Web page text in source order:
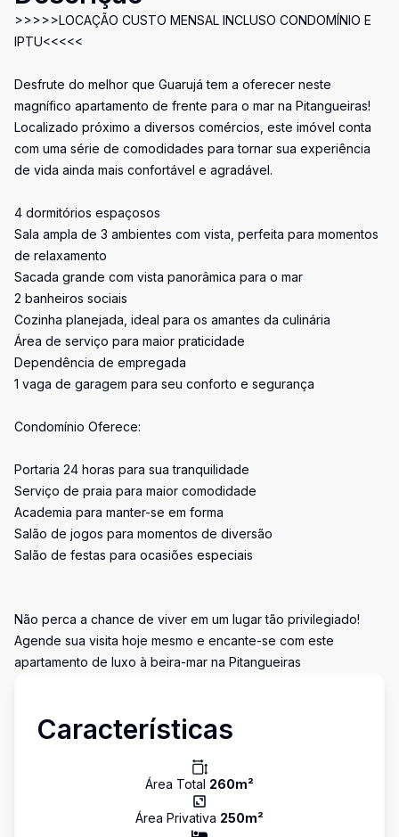
>>>>>LOCAÇÃO CUSTO MENSAL INCLUSO CONDOMÍNIO E
IPTU<<<<<
Desfrute do melhor que Guarujá tem a oferecer neste
magnífico apartamento de frente para o mar na Pitangueiras!
Localizado próximo a diversos comércios, este imóvel conta
com uma série de comodidades para tornar sua experiência
de vida ainda mais confortável e agradável.
4 dormitórios espaçosos
Sala ampla de 3 ambientes com vista, perfeita para momentos
de relaxamento
Sacada grande com vista panorâmica para o mar
2 banheiros sociais
Cozinha planejada, ideal para os amantes da culinária
Área de serviço para maior praticidade
Dependência de empregada
1 vaga de garagem para seu conforto e segurança
Condomínio Oferece:
Portaria 24 horas para sua tranquilidade
Serviço de praia para maior comodidade
Academia para manter-se em forma
Salão de jogos para momentos de diversão
Salão de festas para ocasiões especiais
Não perca a chance de viver em um lugar tão privilegiado!
Agende sua visita hoje mesmo e encante-se com este
apartamento de luxo à beira-mar na Pitangueiras
Características
Área Total 260m²
Área Privativa 250m²